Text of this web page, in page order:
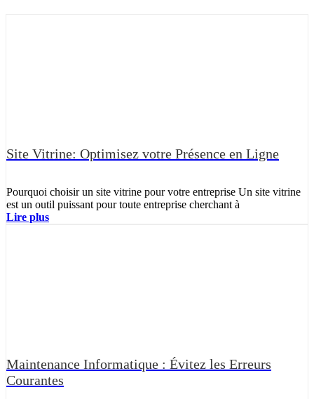
Site Vitrine: Optimisez votre Présence en Ligne
Pourquoi choisir un site vitrine pour votre entreprise Un site vitrine
est un outil puissant pour toute entreprise cherchant à
Lire plus
Maintenance Informatique : Évitez les Erreurs
Courantes